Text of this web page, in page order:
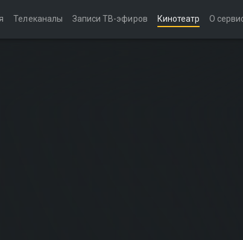
Телеканалы Записи ТВ-эфиров Кинотеатр О